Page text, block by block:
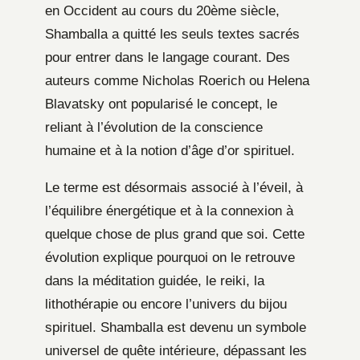
en Occident au cours du 20ème siècle,
Shamballa a quitté les seuls textes sacrés
pour entrer dans le langage courant. Des
auteurs comme Nicholas Roerich ou Helena
Blavatsky ont popularisé le concept, le
reliant à l’évolution de la conscience
humaine et à la notion d’âge d’or spirituel.
Le terme est désormais associé à l’éveil, à
l’équilibre énergétique et à la connexion à
quelque chose de plus grand que soi. Cette
évolution explique pourquoi on le retrouve
dans la méditation guidée, le reiki, la
lithothérapie ou encore l’univers du bijou
spirituel. Shamballa est devenu un symbole
universel de quête intérieure, dépassant les